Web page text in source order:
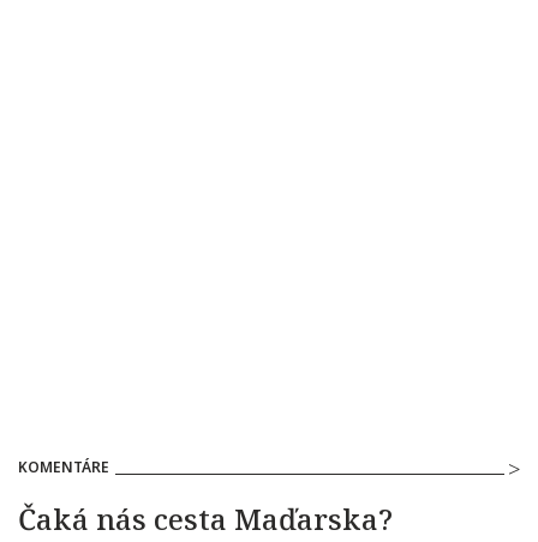
KOMENTÁRE
Čaká nás cesta Maďarska?